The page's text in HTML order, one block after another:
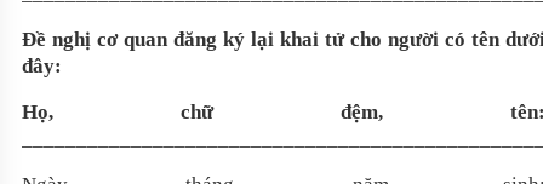
Đề nghị cơ quan đăng ký lại khai tử cho người có tên
đây:
Họ, chữ đệm,